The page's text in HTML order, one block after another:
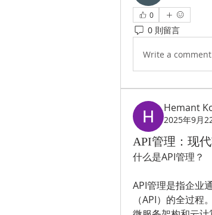
0
0 則留言
Write a
Hemant
2025年9月
API管理：现
什么是API管理？
API管理是指企业
（API）的全过